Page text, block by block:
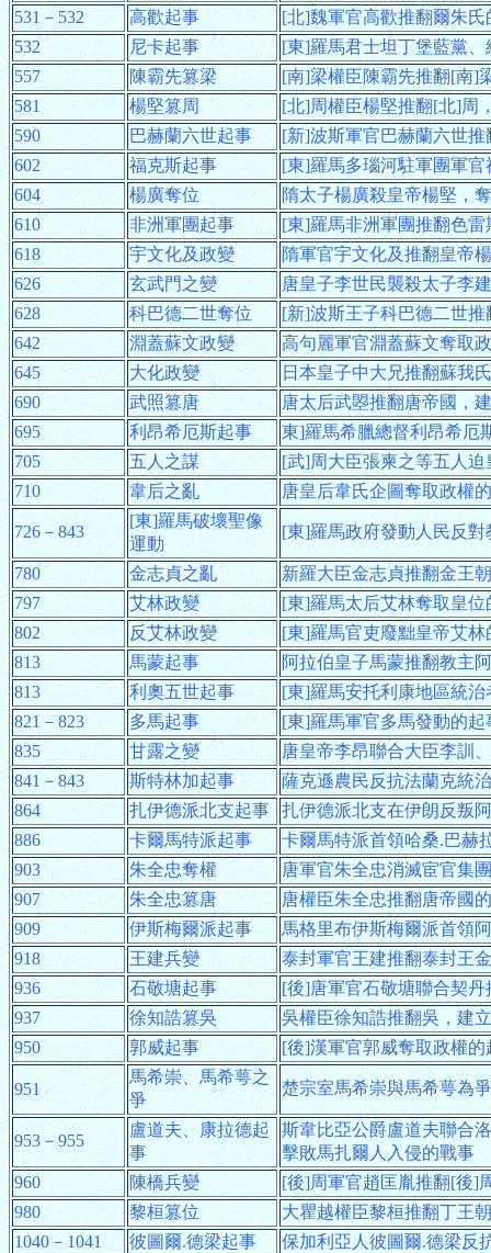
531－532
高歡起事
[北]魏軍官高歡推翻爾朱氏
532
尼卡起事
[東]羅馬君士坦丁堡藍黨
557
陳霸先篡梁
[南]梁權臣陳霸先推翻[南]
581
楊堅篡周
[北]周權臣楊堅推翻[北]周
590
巴赫蘭六世起事
[新]波斯軍官巴赫蘭六世
602
福克斯起事
[東]羅馬多瑙河駐軍團軍
604
楊廣奪位
隋太子楊廣殺皇帝楊堅，
610
非洲軍團起事
[東]羅馬非洲軍團推翻色
618
宇文化及政變
隋軍官宇文化及推翻皇帝
626
玄武門之變
唐皇子李世民襲殺太子李
628
科巴德二世奪位
[新]波斯王子科巴德二世
642
淵蓋蘇文政變
高句麗軍官淵蓋蘇文奪取
645
大化政變
日本皇子中大兄推翻蘇我
690
武照篡唐
唐太后武曌推翻唐帝國，
695
利昂希厄斯起事
東]羅馬希臘總督利昂希厄
705
五人之謀
[武]周大臣張柬之等五人
710
韋后之亂 唐皇后韋氏企圖奪取政權
726－843
[東]羅馬破壞聖像
運動
[東]羅馬政府發動人民反對
780 金志貞之亂
新羅大臣金志貞推翻金王
797
艾林政變
[東]羅馬太后艾林奪取皇位
802
反艾林政變
[東]羅馬官吏廢黜皇帝艾林
813
馬蒙起事
阿拉伯皇子馬蒙推翻教主
813
利奧五世起事
[東]羅馬安托利康地區統
821－823
多馬起事
[東]羅馬軍官多馬發動的起
835
甘露之變
唐皇帝李昂聯合大臣李訓
841－843
斯特林加起事
薩克遜農民反抗法蘭克統
864
扎伊德派北支起事
扎伊德派北支在伊朗反叛
886
卡爾馬特派起事
卡爾馬特派首領哈桑.巴赫
903
朱全忠奪權
唐軍官朱全忠消滅宦官集
907
朱全忠篡唐
唐權臣朱全忠推翻唐帝國
909
伊斯梅爾派起事
馬格里布伊斯梅爾派首領
918
王建兵變
泰封軍官王建推翻泰封王
936
石敬塘起事
[後]唐軍官石敬塘聯合契
937
徐知誥篡吳
吳權臣徐知誥推翻吳，建
950
郭威起事 [後]漢軍官郭威奪取政權的
951
馬希崇、馬希萼之
爭
楚宗室馬希崇與馬希萼為
953－955
盧道夫、康拉德起
事
斯韋比亞公爵盧道夫聯合
擊敗馬扎爾人入侵的戰事
960
陳橋兵變
[後]周軍官趙匡胤推翻[後]
980
黎桓篡位
大瞿越權臣黎桓推翻丁王
1040－1041
彼圖爾.德梁起事
保加利亞人彼圖爾.德梁反